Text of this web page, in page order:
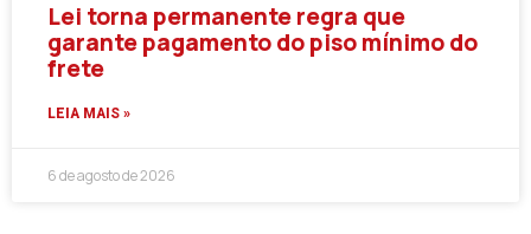
Lei torna permanente regra que
garante pagamento do piso mínimo do
frete
LEIA MAIS »
6 de agosto de 2026